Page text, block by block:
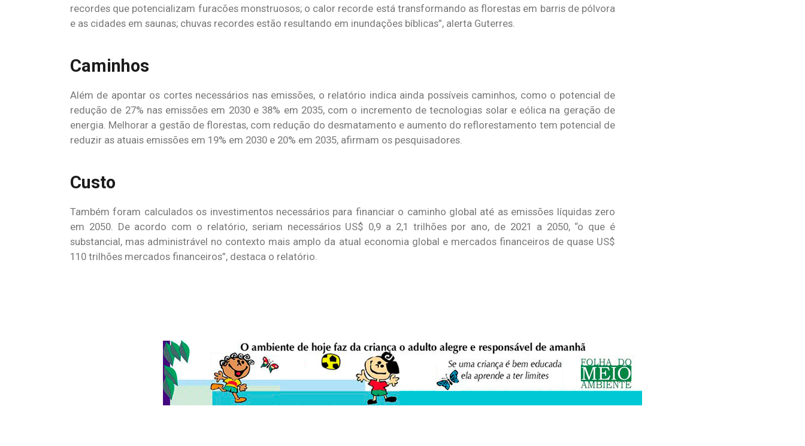
recordes que potencializam furacões monstruosos; o calor recorde está transformando as florestas em barris de pólvora
e as cidades em saunas; chuvas recordes estão resultando em inundações bíblicas”, alerta Guterres.
Caminhos
Além de apontar os cortes necessários nas emissões, o relatório indica ainda possíveis caminhos, como o potencial de
redução de 27% nas emissões em 2030 e 38% em 2035, com o incremento de tecnologias solar e eólica na geração de
energia. Melhorar a gestão de florestas, com redução do desmatamento e aumento do reflorestamento tem potencial de
reduzir as atuais emissões em 19% em 2030 e 20% em 2035, afirmam os pesquisadores.
Custo
Também foram calculados os investimentos necessários para financiar o caminho global até as emissões líquidas zero
em 2050. De acordo com o relatório, seriam necessários US$ 0,9 a 2,1 trilhões por ano, de 2021 a 2050, “o que é
substancial, mas administrável no contexto mais amplo da atual economia global e mercados financeiros de quase US$
110 trilhões mercados financeiros”, destaca o relatório.